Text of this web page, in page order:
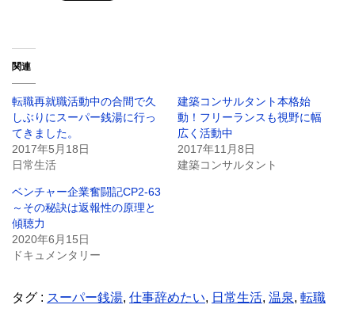
関連
転職再就職活動中の合間で久
しぶりにスーパー銭湯に行っ
てきました。
2017年5月18日
日常生活
建築コンサルタント本格始
動！フリーランスも視野に幅
広く活動中
2017年11月8日
建築コンサルタント
ベンチャー企業奮闘記CP2-63
～その秘訣は返報性の原理と
傾聴力
2020年6月15日
ドキュメンタリー
タグ : スーパー銭湯, 仕事辞めたい, 日常生活, 温泉, 転職